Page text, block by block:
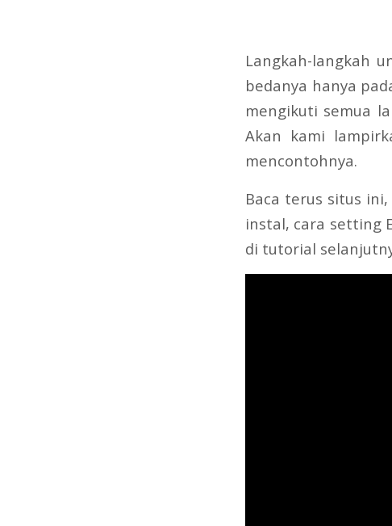
Langkah-langkah
bedanya hanya
mengikuti semua
Akan kami
mencontohnya.
Baca terus situs
instal, cara setting
di tutorial